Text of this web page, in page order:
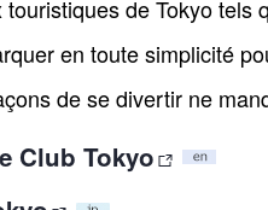
de Tokyo tels
en toute simplicité
de se divertir ne
Club Tokyo